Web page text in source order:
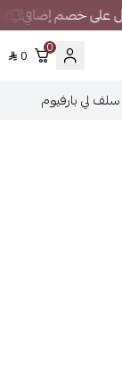
0
0
لي بارفيوم